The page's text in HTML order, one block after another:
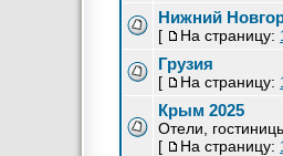
Нижний
[ На страницу:
Грузия
[ На страницу:
Крым 2025
Отели,
[
На страницу: